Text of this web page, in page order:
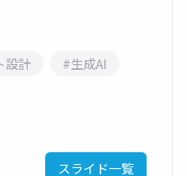
設計 #生成AI
スライド一覧